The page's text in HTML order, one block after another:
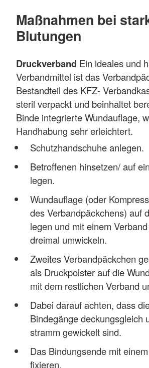
Maßnahmen bei
Blutungen
Druckverband Ein ideales und
Verbandmittel ist das
Bestandteil des KFZ-
steril verpackt und beinhaltet
Binde integrierte Wundauflage,
Handhabung sehr erleichtert.
Schutzhandschuhe anlegen.
Betroffenen hinsetzen/ auf
legen.
Wundauflage (oder
des Verbandpäckchens) auf
legen und mit einem
dreimal umwickeln.
Zweites Verbandpäckchen
als Druckpolster auf die
mit dem restlichen Verband
Dabei darauf achten, dass
Bindegänge deckungsgleich
stramm gewickelt sind.
Das Bindungsende mit
fixieren.